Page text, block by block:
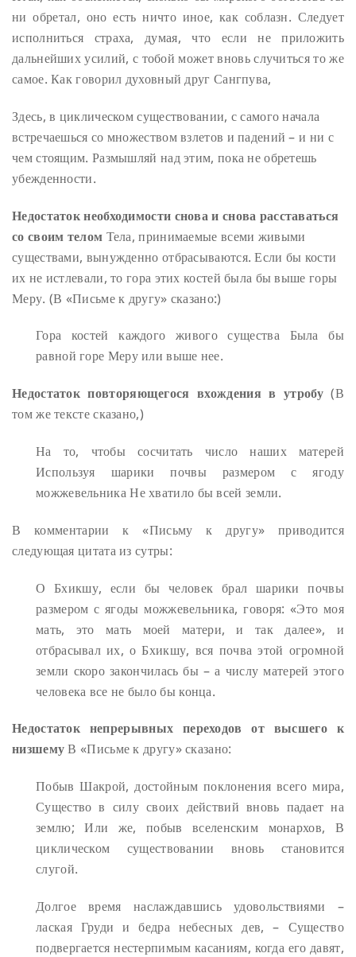
ни обретал, оно есть ничто иное, как соблазн. Следует
исполниться страха, думая, что если не приложить
дальнейших усилий, с тобой может вновь случиться то же
самое. Как говорил духовный друг Сангпува,
Здесь, в циклическом существовании, с самого начала
встречаешься со множеством взлетов и падений – и ни с
чем стоящим. Размышляй над этим, пока не обретешь
убежденности.
Недостаток необходимости снова и снова расставаться
со своим телом Тела, принимаемые всеми живыми
существами, вынужденно отбрасываются. Если бы кости
их не истлевали, то гора этих костей была бы выше горы
Меру. (В «Письме к другу» сказано:)
Гора костей каждого живого существаБыла бы
равной горе Меру или выше нее.
Недостаток повторяющегося вхождения в утробу(В
том же тексте сказано,)
На то, чтобы сосчитать число наших матерей
Используя шарики почвы размером с ягоду
можжевельникаНе хватило бы всей земли.
В комментарии к «Письму к другу» приводится
следующая цитата из сутры:
О Бхикшу, если бы человек брал шарики почвы
размером с ягоды можжевельника, говоря: «Это моя
мать, это мать моей матери, и так далее», и
отбрасывал их, о Бхикшу, вся почва этой огромной
земли скоро закончилась бы – а числу матерей этого
человека все не было бы конца.
Недостаток непрерывных переходов от высшего к
низшемуВ «Письме к другу» сказано:
Побыв Шакрой, достойным поклонения всего мира,
Существо в силу своих действий вновь падает на
землю; Или же, побыв вселенским монархов, В
циклическом существовании вновь становится
слугой.
Долгое время наслаждавшись удовольствиями –
ласкаяГруди и бедра небесных дев, – Существо
подвергается нестерпимым касаниям, когда его давят,